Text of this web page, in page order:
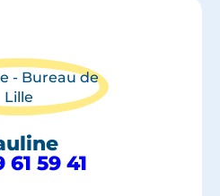
61 59 41